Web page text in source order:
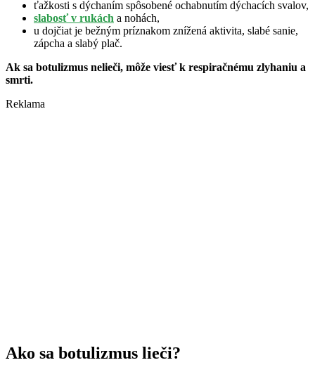
ťažkosti s dýchaním spôsobené ochabnutím dýchacích svalov,
slabosť v rukách a nohách,
u dojčiat je bežným príznakom znížená aktivita, slabé sanie,
zápcha a slabý plač.
Ak sa botulizmus nelieči, môže viesť k respiračnému zlyhaniu a
smrti.
Reklama
Ako sa botulizmus lieči?